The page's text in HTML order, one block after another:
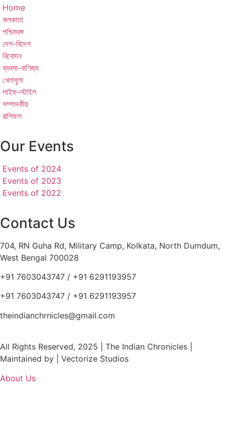
Home
কলকাতা
পশ্চিমবঙ্গ
দেশ-বিদেশ
বিনোদন
ব্যবসা-বাণিজ্য
খেলাধুলা
লাইফ-স্টাইল
সম্পাদকীয়
রাশিফল
Our Events
Events of 2024
Events of 2023
Events of 2022
Contact Us
704, RN Guha Rd, Military Camp, Kolkata, North Dumdum,
West Bengal 700028
+91 7603043747 / +91 6291193957
+91 7603043747 / +91 6291193957
theindianchrnicles@gmail.com
All Rights Reserved, 2025 | The Indian Chronicles |
Maintained by | Vectorize Studios
About Us